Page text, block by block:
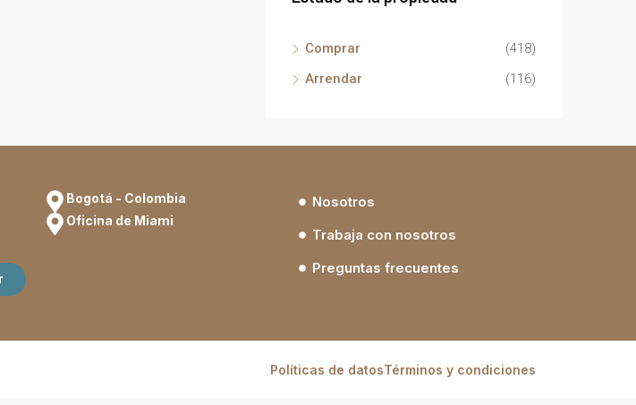
Comprar
(418)
Arrendar
(116)
Bogotá - Colombia
Oficina de Miami
Nosotros
Trabaja con nosotros
Preguntas frecuentes
Políticas de datosTérminos y condiciones